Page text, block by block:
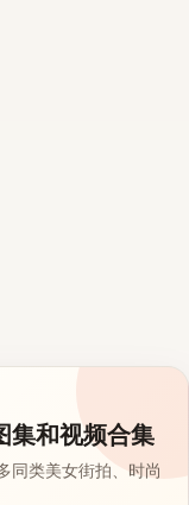
集和视频合集
同类美女街拍、时尚